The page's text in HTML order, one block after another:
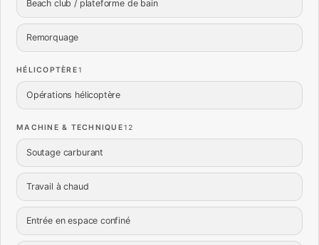
Beach club / plateforme de bain
Remorquage
HÉLICOPTÈRE1
Opérations hélicoptère
MACHINE & TECHNIQUE12
Soutage carburant
Travail à chaud
Entrée en espace confiné